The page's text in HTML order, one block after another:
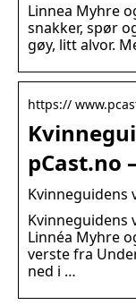
Linnea Myhre
snakker, spør
gøy, litt alvor.
https://
pCast.no
Kvinneguidens
Kvinneguidens
Linnéa Myhre
verste fra
ned i …